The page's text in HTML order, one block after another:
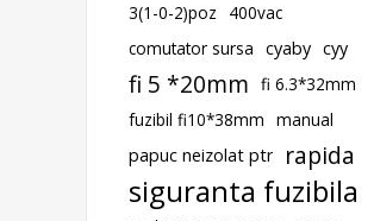
3(1-0-2)poz
400vac
comutator sursa cyaby cyy
fi 5 *20mm fi 6.3*32mm
fuzibil fi10*38mm manual
papuc neizolat ptr
rapida
siguranta fuzibila